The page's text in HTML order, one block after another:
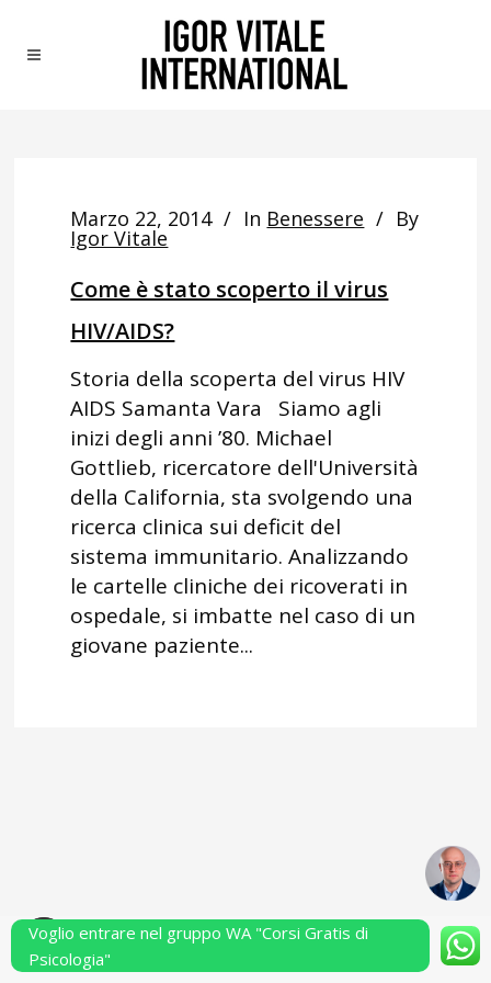
Marzo 22, 2014 In Benessere By
Igor Vitale
Come è stato scoperto il virus
HIV/AIDS?
Storia della scoperta del virus HIV
AIDS Samanta Vara Siamo agli
inizi degli anni ’80. Michael
Gottlieb, ricercatore dell'Università
della California, sta svolgendo una
ricerca clinica sui deficit del
sistema immunitario. Analizzando
le cartelle cliniche dei ricoverati in
ospedale, si imbatte nel caso di un
giovane paziente...
Powered by Performarsi S.a.s.
Voglio entrare nel gruppo WA "Corsi Gratis di
Psicologia"